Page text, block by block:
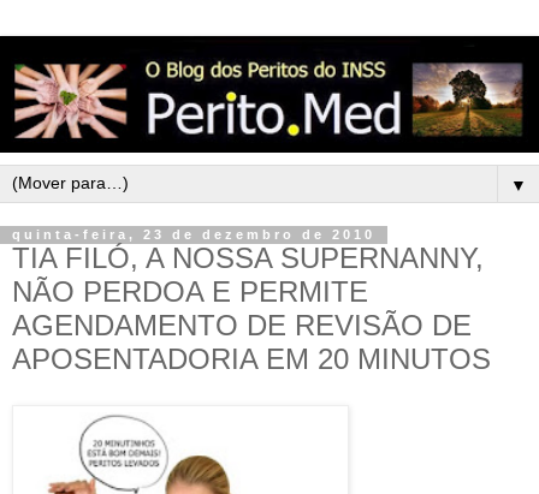
▼
quinta-feira, 23 de dezembro de 2010
TIA FILÓ, A NOSSA SUPERNANNY,
NÃO PERDOA E PERMITE
AGENDAMENTO DE REVISÃO DE
APOSENTADORIA EM 20 MINUTOS